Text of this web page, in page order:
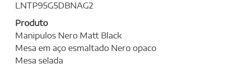
LNTP95G5DBNAG2
Produto
Manipulos Nero Matt Black
Mesa em aço esmaltado Nero opaco
Mesa selada